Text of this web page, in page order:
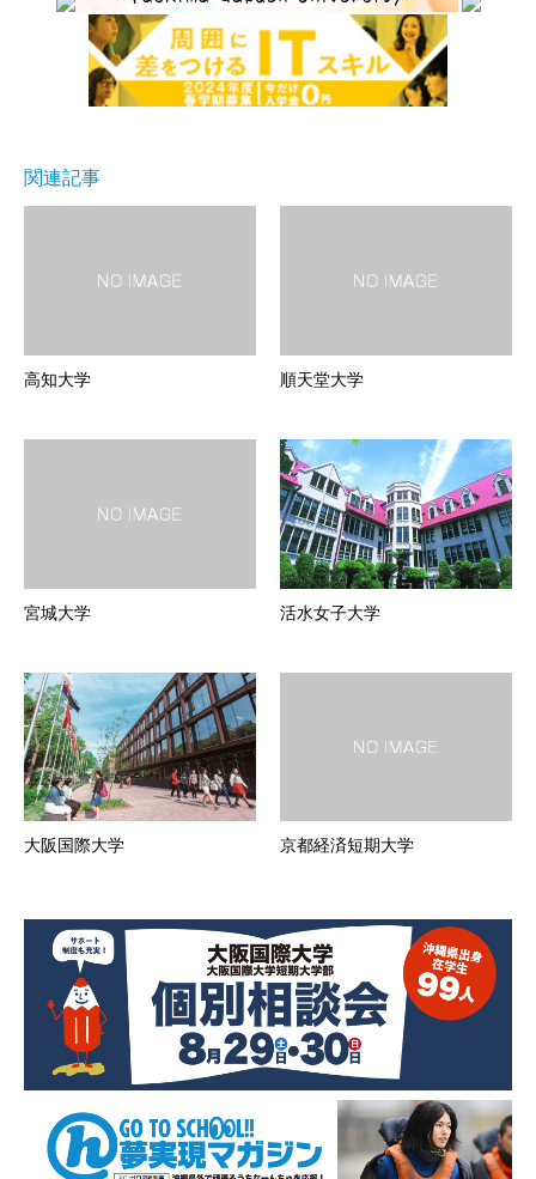
関連記事
高知大学 順天堂大学
宮城大学 活水女子大学
大阪国際大学 京都経済短期大学